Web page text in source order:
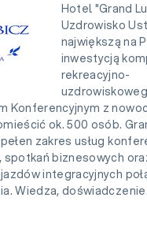
Hotel "Grand
Uzdrowisko
największą na
inwestycją
rekreacyjno-
Konferencyjnym z
ok. 500 osób.
zakres usług
spotkań biznesowych
integracyjnych
Wiedza,